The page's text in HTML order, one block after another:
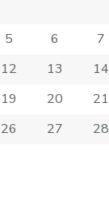
5 6 7
12 13 14
19 20 21
26 27 28